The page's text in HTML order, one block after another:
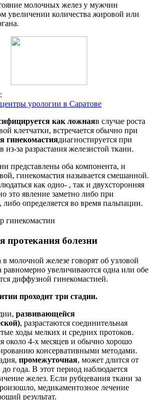
молочных желез у мужчин
увеличении количества жировой или
урологии в Саратове
как ложнаяв случае роста
клетчатки, встречается обычно при
гинекомастиядиагностируется при
из-за разрастания железистой ткани.
представлены оба компонента, и
гинекомастия называется смешанной.
как одно- , так и двухсторонняя
это явление заметно либо при
либо определяется во время пальпации.
протекания болезни
молочной железе говорят об узловой
равномерно увеличиваются одна или обе
диффузной гинекомастией.
проходит три стадии.
развивающейся
, разрастаются соединительная
ходы мелких и средних протоков.
около 4-х месяцев и обычно хорошо
консервативными методами.
промежуточная, может длится от
года. В этот период наблюдается
желез. Если рубцевания ткани за
медикаментозное лечение
результат.